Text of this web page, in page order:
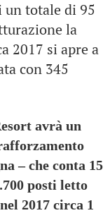
un totale di 95
la
2017 si apre a
con 345
avrà un
– che conta 15
posti letto
2017 circa 1